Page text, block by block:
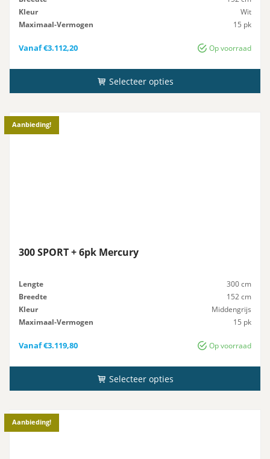
Kleur
Wit
Maximaal-Vermogen
15 pk
Op voorraad
Vanaf€3.112,20
Selecteer opties
Aanbieding!
300 SPORT + 6pk Mercury
Lengte
300 cm
Breedte
152 cm
Kleur
Middengrijs
Maximaal-Vermogen
15 pk
Op voorraad
Vanaf€3.119,80
Selecteer opties
Aanbieding!